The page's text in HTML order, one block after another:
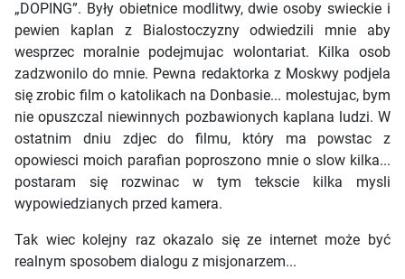
„DOPING”. Były obietnice modlitwy, dwie osoby swieckie i
pewien kaplan z Bialostoczyzny odwiedzili mnie aby
wesprzec moralnie podejmujac wolontariat. Kilka osob
zadzwonilo do mnie. Pewna redaktorka z Moskwy podjela
się zrobic film o katolikach na Donbasie... molestujac, bym
nie opuszczal niewinnych pozbawionych kaplana ludzi. W
ostatnim dniu zdjec do filmu, który ma powstac z
opowiesci moich parafian poproszono mnie o slow kilka...
postaram się rozwinac w tym tekscie kilka mysli
wypowiedzianych przed kamera.
Tak wiec kolejny raz okazalo się ze internet może być
realnym sposobem dialogu z misjonarzem...